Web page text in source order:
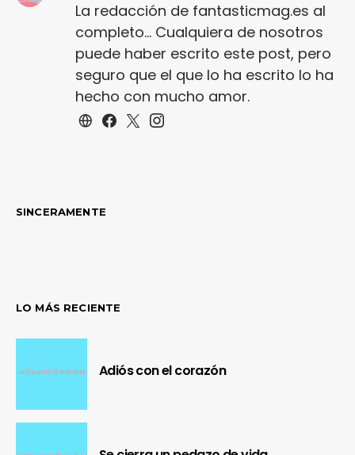
La redacción de fantasticmag.es al
completo... Cualquiera de nosotros
puede haber escrito este post, pero
seguro que el que lo ha escrito lo ha
hecho con mucho amor.
SINCERAMENTE
LO MÁS RECIENTE
Adiós con el corazón